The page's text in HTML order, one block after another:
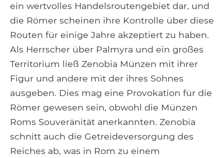
ein wertvolles Handelsroutengebiet dar, und
die Römer scheinen ihre Kontrolle über diese
Routen für einige Jahre akzeptiert zu haben.
Als Herrscher über Palmyra und ein großes
Territorium ließ Zenobia Münzen mit ihrer
Figur und andere mit der ihres Sohnes
ausgeben. Dies mag eine Provokation für die
Römer gewesen sein, obwohl die Münzen
Roms Souveränität anerkannten. Zenobia
schnitt auch die Getreideversorgung des
Reiches ab, was in Rom zu einem